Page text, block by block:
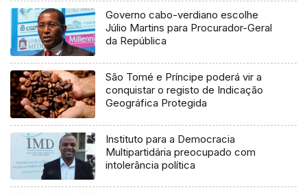
Governo cabo-verdiano escolhe
Júlio Martins para Procurador-Geral
da República
São Tomé e Príncipe poderá vir a
conquistar o registo de Indicação
Geográfica Protegida
Instituto para a Democracia
Multipartidária preocupado com
intolerância política